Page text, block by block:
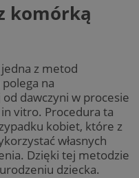
komórką
z metod
na
dawczyni w procesie
vitro. Procedura ta
kobiet, które z
własnych
Dzięki tej metodzie
dziecka.